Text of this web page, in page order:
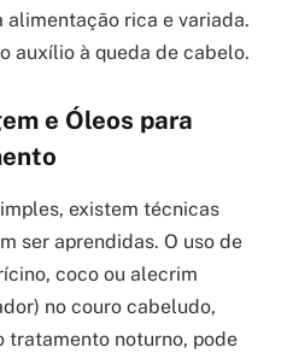
alimentação rica e variada.
auxílio à queda de cabelo.
e Óleos para
existem técnicas
ser aprendidas. O uso de
coco ou alecrim
no couro cabeludo,
tratamento noturno, pode